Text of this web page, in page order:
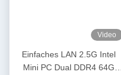
Video
Einfaches LAN 2.5G Intel
Mini PC Dual DDR4 64G